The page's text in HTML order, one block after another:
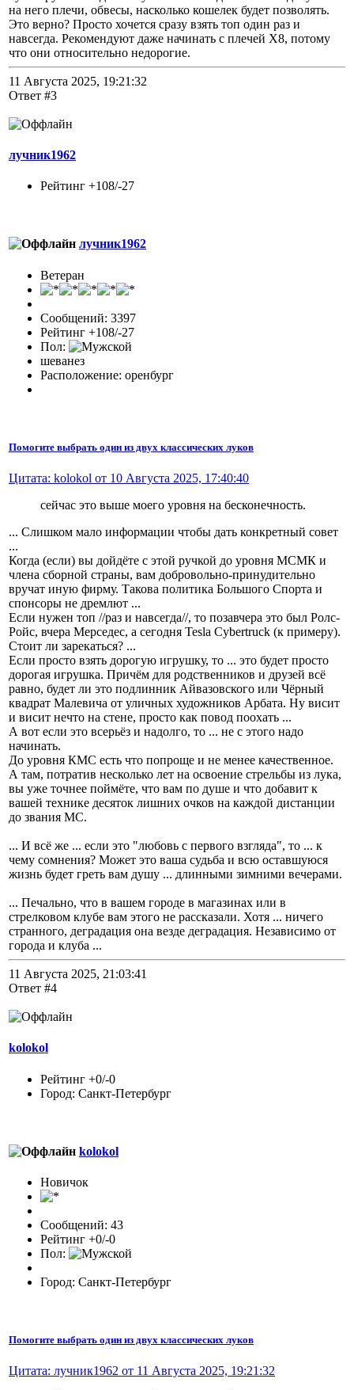
на него плечи, обвесы, насколько кошелек будет позволять.
Это верно? Просто хочется сразу взять топ один раз и
навсегда. Рекомендуют даже начинать с плечей Х8, потому
что они относительно недорогие.
11 Августа 2025, 19:21:32
Ответ #3
лучник1962
Рейтинг +108/-27
лучник1962
Ветеран
Сообщений: 3397
Рейтинг +108/-27
Пол:
шеванез
Расположение: оренбург
Помогите выбрать один из двух классических луков
Цитата: kolokol от 10 Августа 2025, 17:40:40
сейчас это выше моего уровня на бесконечность.
... Слишком мало информации чтобы дать конкретный совет
...
Когда (если) вы дойдёте с этой ручкой до уровня МСМК и
члена сборной страны, вам добровольно-принудительно
вручат иную фирму. Такова политика Большого Спорта и
спонсоры не дремлют ...
Если нужен топ //раз и навсегда//, то позавчера это был Ролс-
Ройс, вчера Мерседес, а сегодня Tesla Cybertruck (к примеру).
Стоит ли зарекаться? ...
Если просто взять дорогую игрушку, то ... это будет просто
дорогая игрушка. Причём для родственников и друзей всё
равно, будет ли это подлинник Айвазовского или Чёрный
квадрат Малевича от уличных художников Арбата. Ну висит
и висит нечто на стене, просто как повод поохать ...
А вот если это всерьёз и надолго, то ... не с этого надо
начинать.
До уровня КМС есть что попроще и не менее качественное.
А там, потратив несколько лет на освоение стрельбы из лука,
вы уже точнее поймёте, что вам по душе и что добавит к
вашей технике десяток лишних очков на каждой дистанции
до звания МС.
... И всё же ... если это "любовь с первого взгляда", то ... к
чему сомнения? Может это ваша судьба и всю оставшуюся
жизнь будет греть вам душу ... длинными зимними вечерами.
... Печально, что в вашем городе в магазинах или в
стрелковом клубе вам этого не рассказали. Хотя ... ничего
странного, деградация она везде деградация. Независимо от
города и клуба ...
11 Августа 2025, 21:03:41
Ответ #4
kolokol
Рейтинг +0/-0
Город: Санкт-Петербург
kolokol
Новичок
Сообщений: 43
Рейтинг +0/-0
Пол:
Город: Санкт-Петербург
Помогите выбрать один из двух классических луков
Цитата: лучник1962 от 11 Августа 2025, 19:21:32